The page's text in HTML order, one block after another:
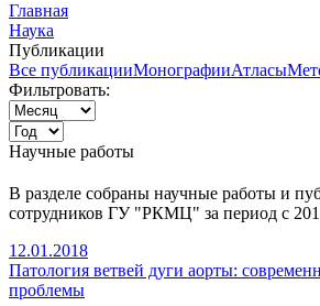
Главная
Наука
Публикации
Все публикацииМонографииАтласы
Фильтровать:
Научные работы
В разделе собраны научные работы и
сотрудников ГУ "РКМЦ" за период с
12.01.2018
Патология ветвей дуги аорты:
проблемы